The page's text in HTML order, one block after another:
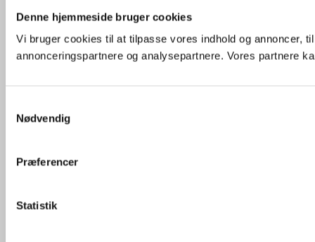
Denne hjemmeside bruger cookies
Vi bruger cookies til at tilpasse vores indhold og annoncer,
annonceringspartnere og analysepartnere. Vores partnere
Nødvendig
Præferencer
Statistik